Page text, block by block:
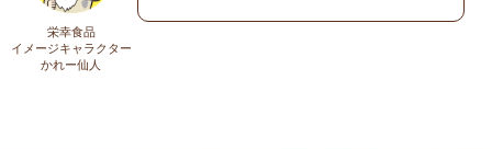
上に表示された文字を入力してください。
栄幸食品
イメージキャラクター
かれー仙人